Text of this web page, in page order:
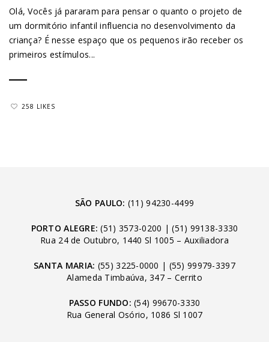
Olá, Vocês já pararam para pensar o quanto o projeto de
um dormitório infantil influencia no desenvolvimento da
criança? É nesse espaço que os pequenos irão receber os
primeiros estímulos...
258 LIKES
SÃO PAULO: (11) 94230-4499
PORTO ALEGRE: (51) 3573-0200 |(51) 99138-3330
Rua 24 de Outubro, 1440 Sl 1005 – Auxiliadora
SANTA MARIA: (55) 3225-0000 | (55) 99979-3397
Alameda Timbaúva, 347 – Cerrito
PASSO FUNDO: (54) 99670-3330
Rua General Osório, 1086 Sl 1007